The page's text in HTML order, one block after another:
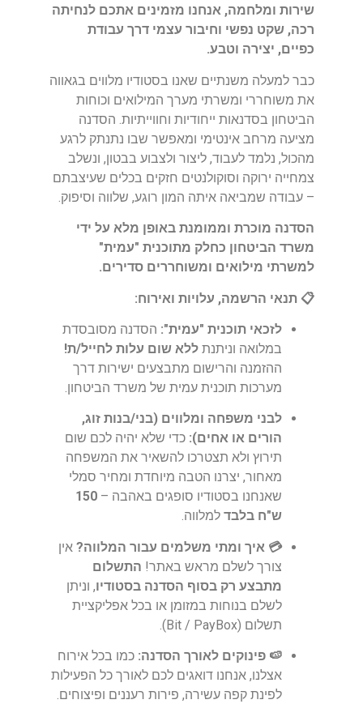
שירות ומלחמה, אנחנו מזמינים אתכם לנחיתה
רכה, שקט נפשי וחיבור עצמי דרך עבודת
כפיים, יצירה וטבע.
כבר למעלה משנתיים שאנו בסטודיו מלווים בגאווה
את משוחררי ומשרתי מערך המילואים וכוחות
הביטחון בסדנאות ייחודיות וחווייתיות. הסדנה
מציעה מרחב אינטימי ומאפשר שבו נתנתק לרגע
מהכול, נלמד לעבוד, ליצור ולצבוע בבטון, ונשלב
צמחייה ירוקה וסוקולנטים חזקים בכלים שעיצבתם
– עבודה שמביאה איתה המון רוגע, שלווה וסיפוק.
הסדנה מוכרת וממומנת באופן מלא על ידי
משרד הביטחון כחלק מתוכנית "עמית"
למשרתי מילואים ומשוחררים סדירים.
📋 תנאי הרשמה, עלויות ואירוח:
לזכאי תוכנית "עמית": הסדנה מסובסדת
במלואה וניתנת ללא שום עלות לחייל/ת!
ההזמנה והרישום מתבצעים ישירות דרך
מערכות תוכנית עמית של משרד הביטחון.
לבני משפחה ומלווים (בני/בנות זוג,
הורים או אחים): כדי שלא יהיה לכם שום
תירוץ ולא תצטרכו להשאיר את המשפחה
מאחור, יצרנו הטבה מיוחדת ומחיר סמלי
שאנחנו בסטודיו סופגים באהבה – 150
ש"ח בלבד למלווה.
💳 איך ומתי משלמים עבור המלווה? אין
צורך לשלם מראש באתר! התשלום
מתבצע רק בסוף הסדנה בסטודיו, וניתן
לשלם בנוחות במזומן או בכל אפליקציית
תשלום (Bit / PayBox).
🍉 פינוקים לאורך הסדנה: כמו בכל אירוח
אצלנו, אנחנו דואגים לכם לאורך כל הפעילות
לפינת קפה עשירה, פירות רעננים ופיצוחים.